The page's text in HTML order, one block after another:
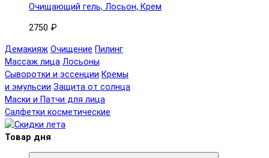
Очищающий гель, Лосьон, Крем
2750 ₽
Демакияж Очищение Пилинг
Массаж лица Лосьоны
Сыворотки и эссенции Кремы
и эмульсии Защита от солнца
Маски и Патчи для лица
Салфетки косметические
Товар дня